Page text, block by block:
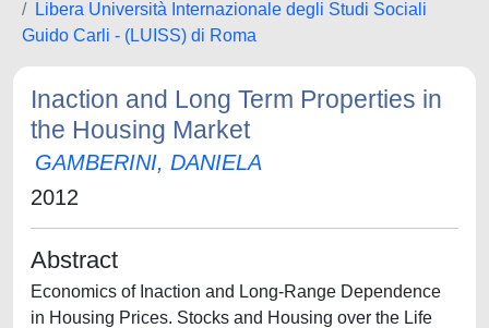
Libera Università Internazionale degli Studi Sociali
Guido Carli - (LUISS) di Roma
Inaction and Long Term Properties in
the Housing Market
GAMBERINI, DANIELA
2012
Abstract
Economics of Inaction and Long-Range Dependence
in Housing Prices. Stocks and Housing over the Life